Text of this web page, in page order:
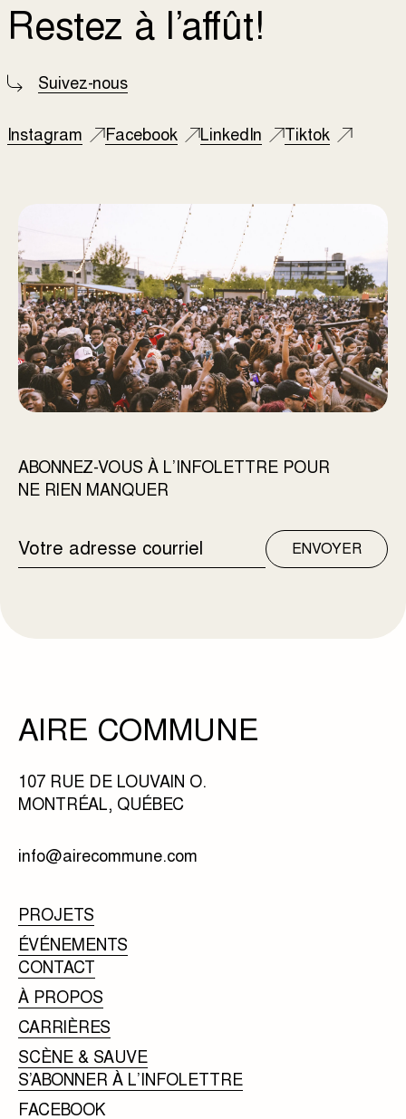
Restez à l’affût!
Suivez-nous
Instagram Facebook LinkedIn Tiktok
ABONNEZ-VOUS À L’INFOLETTRE POUR
NE RIEN MANQUER
ADRESSE
COURRIEL
ENVOYER
AIRE COMMUNE
107 RUE DE LOUVAIN O.
MONTRÉAL, QUÉBEC
info@airecommune.com
PROJETS
ÉVÉNEMENTS
CONTACT
À PROPOS
CARRIÈRES
SCÈNE & SAUVE
S’ABONNER À L’INFOLETTRE
FACEBOOK